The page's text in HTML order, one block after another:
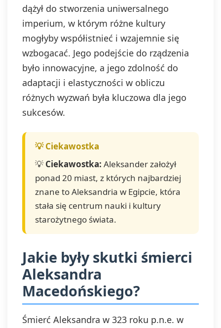
dążył do stworzenia uniwersalnego
imperium, w którym różne kultury
mogłyby współistnieć i wzajemnie się
wzbogacać. Jego podejście do rządzenia
było innowacyjne, a jego zdolność do
adaptacji i elastyczności w obliczu
różnych wyzwań była kluczowa dla jego
sukcesów.
💡 Ciekawostka: Aleksander założył
ponad 20 miast, z których najbardziej
znane to Aleksandria w Egipcie, która
stała się centrum nauki i kultury
starożytnego świata.
Jakie były skutki śmierci
Aleksandra
Macedońskiego?
Śmierć Aleksandra w 323 roku p.n.e. w